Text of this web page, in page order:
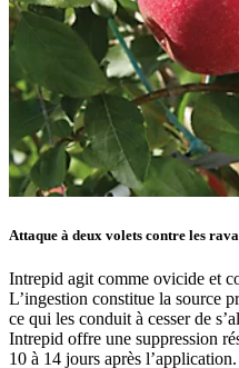
Attaque à deux volets contre les
Intrepid agit comme ovicide et
L’ingestion constitue la source
ce qui les conduit à cesser de
Intrepid offre une suppression
10 à 14 jours après l’application.